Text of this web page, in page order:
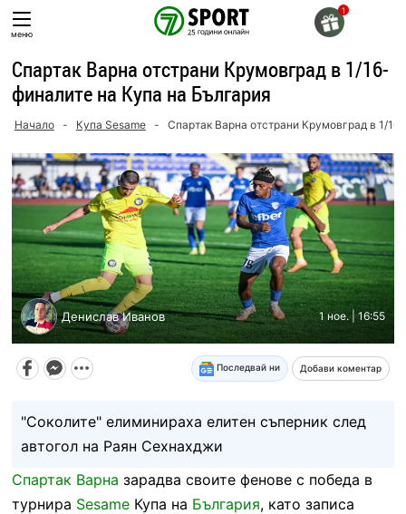
Skip
toменю
Спартак Варна отстрани Крумовград в 1/16-
финалите на Купа на България
Начало - Купа Sesame - Спартак Варна отстрани Крумовград в 1/
Денислав Иванов 1 ное. | 16:55
Последвай ни Добави коментар
"Соколите" елиминираха елитен съперник след
автогол на Раян Сехнахджи
Спартак Варна зарадва своите фенове с победа в
турнирa SesameКупа на България, като записа